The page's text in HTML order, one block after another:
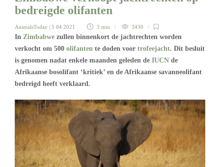
bedreigde olifanten
AnimalsToday | 5 04 2021 3 min 3430
In Zimbabwe zullen binnenkort de jachtrechten worden
verkocht om 500 olifanten te doden voor trofeejacht. Dit besluit
is genomen nadat enkele maanden geleden de IUCN de
Afrikaanse bosolifant ‘kritiek’ en de Afrikaanse savanneolifant
bedreigd heeft verklaard.